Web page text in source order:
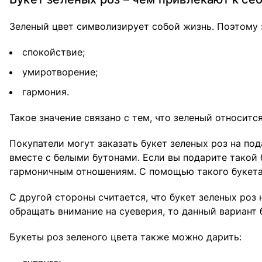
Зеленый цвет символизирует собой жизнь.
спокойствие;
умиротворение;
гармония.
Такое значение связано с тем, что зеленый
Покупатели могут заказать букет зеленых роз на
вместе с белыми бутонами. Если вы подарите
гармоничным отношениям. С помощью такого
С другой стороны считается, что букет зеленых
обращать внимание на суеверия, то данный
Букеты роз зеленого цвета также можно дарить: